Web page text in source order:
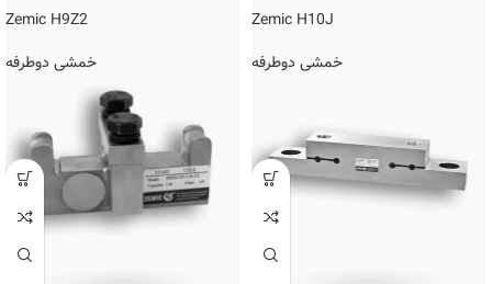
Zemic H10J
خمشی دوطرفه
Zemic H9Z2
خمشی دوطرفه